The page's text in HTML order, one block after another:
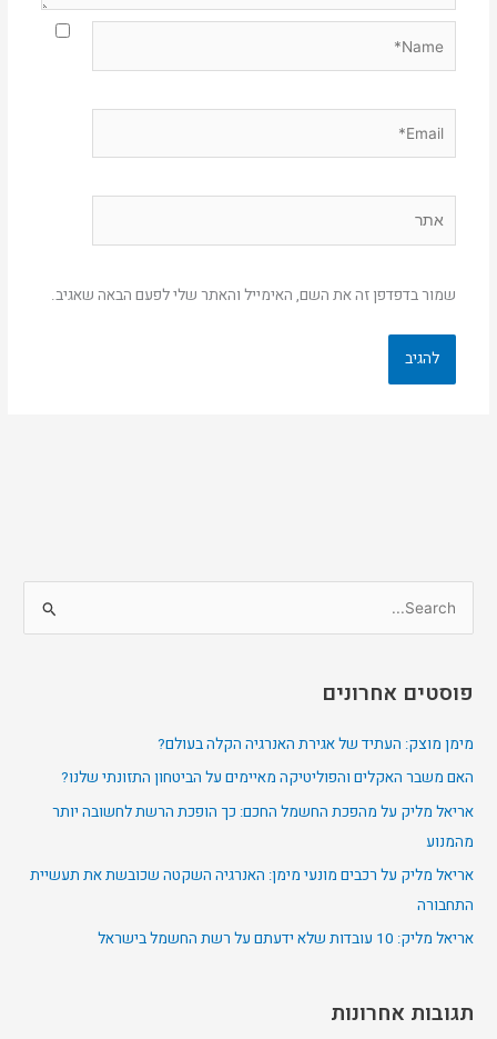
שמור בדפדפן זה את השם, האימייל והאתר שלי לפעם הבאה שאגיב.
e
r
o
r
:
פוסטים אחרונים
מימן מוצק: העתיד של אגירת האנרגיה הקלה בעולם?
האם משבר האקלים והפוליטיקה מאיימים על הביטחון התזונתי שלנו?
אריאל מליק על מהפכת החשמל החכם: כך הופכת הרשת לחשובה יותר
מהמנוע
אריאל מליק על רכבים מונעי מימן: האנרגיה השקטה שכובשת את תעשיית
התחבורה
אריאל מליק: 10 עובדות שלא ידעתם על רשת החשמל בישראל
תגובות אחרונות